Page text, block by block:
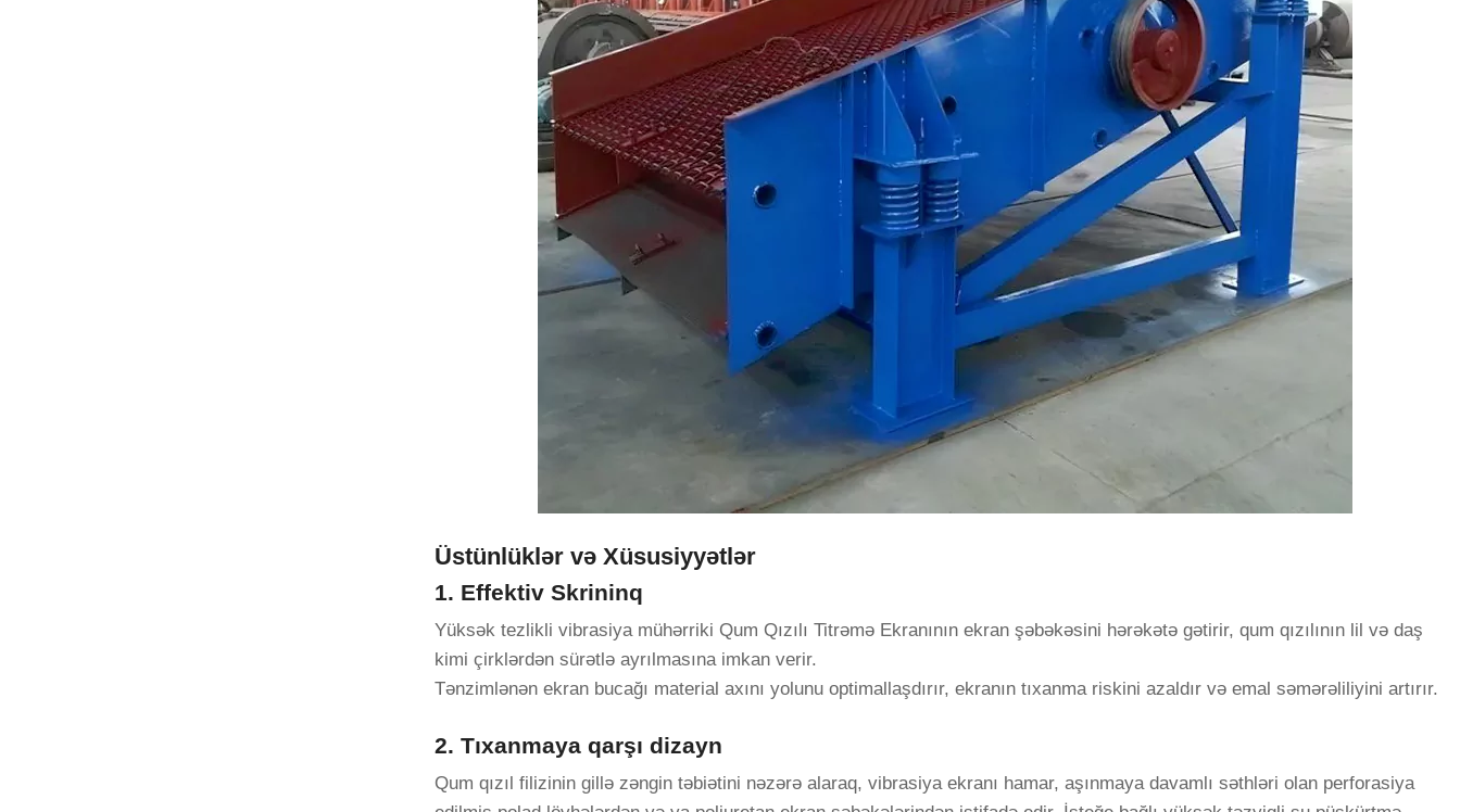
Üstünlüklər və Xüsusiyyətlər
1. Effektiv Skrininq
Yüksək tezlikli vibrasiya mühərriki Qum Qızılı Titrəmə Ekranının ekran şəbəkəsini hərəkətə gətirir, qum qızılının lil və daş
kimi çirklərdən sürətlə ayrılmasına imkan verir.
Tənzimlənən ekran bucağı material axını yolunu optimallaşdırır, ekranın tıxanma riskini azaldır və emal səmərəliliyini artırır.
2. Tıxanmaya qarşı dizayn
Qum qızıl filizinin gillə zəngin təbiətini nəzərə alaraq, vibrasiya ekranı hamar, aşınmaya davamlı səthləri olan perforasiya